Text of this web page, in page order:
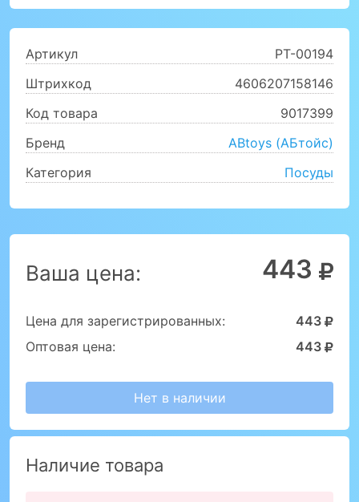
Артикул
PT-00194
Штрихкод
4606207158146
Код товара
9017399
Бренд
ABtoys (АБтойс)
Категория
Посуды
Ваша цена: 443
Цена для зарегистрированных:
443
Оптовая цена:
443
Нет в наличии
Наличие товара